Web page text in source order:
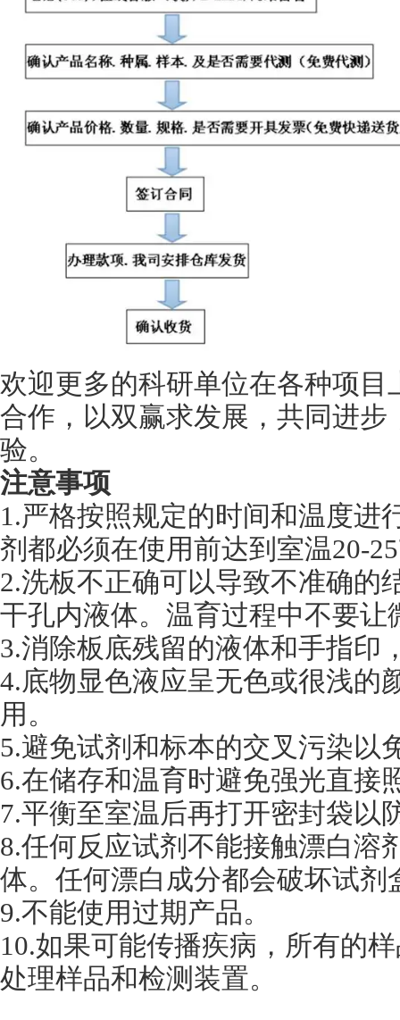
欢迎更多的科研单位在各种项
合作，以双赢求发展，共同进
验。
注意事项
1.严格按照规定的时间和温度进
剂都必须在使用前达到室温20-
2.洗板不正确可以导致不准确的
干孔内液体。温育过程中不要让
3.消除板底残留的液体和手指印
4.底物显色液应呈无色或很浅的
用。
5.避免试剂和标本的交叉污染以
6.在储存和温育时避免强光直接
7.平衡至室温后再打开密封袋以
8.任何反应试剂不能接触漂白溶
体。任何漂白成分都会破坏试
9.不能使用过期产品。
10.如果可能传播疾病，所有的
处理样品和检测装置。